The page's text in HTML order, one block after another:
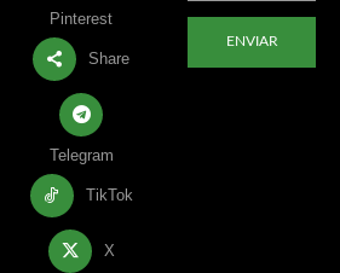
Pinterest
Share
Telegram
TikTok
X
ENVIAR